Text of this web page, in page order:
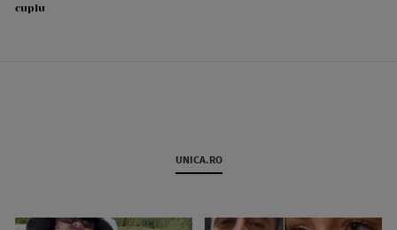
cuplu
UNICA.RO